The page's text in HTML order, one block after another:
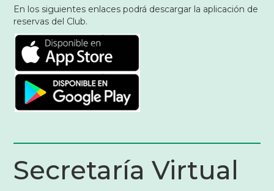
En los siguientes enlaces podrá descargar la aplicación de
reservas del Club.
Secretaría Virtual